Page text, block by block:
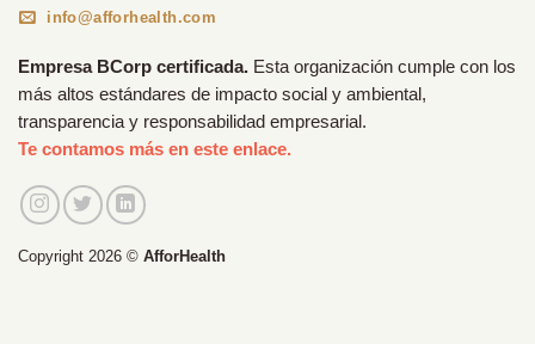
info@afforhealth.com
Empresa BCorp certificada. Esta organización cumple con los
más altos estándares de impacto social y ambiental,
transparencia y responsabilidad empresarial.
Te contamos más en este enlace.
Copyright 2026 © AfforHealth